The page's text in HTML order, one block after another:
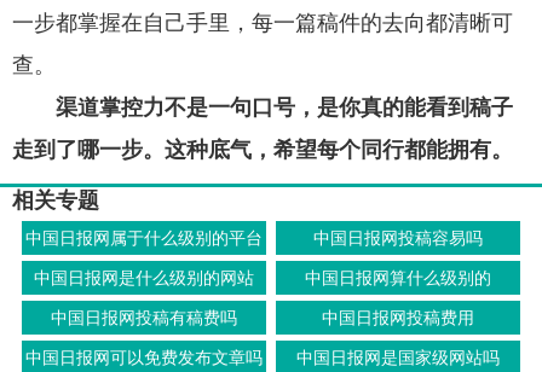
一步都掌握在自己手里，每一篇稿件的去向都清晰可
查。
渠道掌控力不是一句口号，是你真的能看到稿子
走到了哪一步。这种底气，希望每个同行都能拥有。
相关专题
中国日报网属于什么级别的平台 中国日报网投稿容易吗
中国日报网是什么级别的网站 中国日报网算什么级别的
中国日报网投稿有稿费吗 中国日报网投稿费用
中国日报网可以免费发布文章吗 中国日报网是国家级网站吗